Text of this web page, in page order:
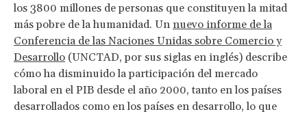
los 3800 millones de personas que constituyen la mitad
más pobre de la humanidad. Un nuevo informe de la
Conferencia de las Naciones Unidas sobre Comercio y
Desarrollo (UNCTAD, por sus siglas en inglés) describe
cómo ha disminuido la participación del mercado
laboral en el PIB desde el año 2000, tanto en los países
desarrollados como en los países en desarrollo, lo que